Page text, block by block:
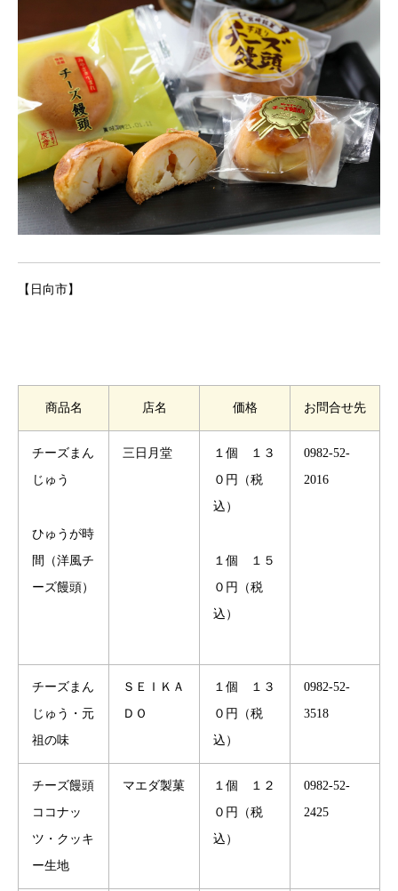
【日向市】
商品名 店名 価格 お問合せ先
チーズまん
じゅう
ひゅうが時
間（洋風チ
ーズ饅頭）
三日月堂
１個 １３
０円（税
込）
１個 １５
０円（税
込）
0982-52-
2016
チーズまん
じゅう・元
祖の味
ＳＥＩＫＡ
ＤＯ
１個 １３
０円（税
込）
0982-52-
3518
チーズ饅頭
ココナッ
ツ・クッキ
ー生地
マエダ製菓
１個 １２
０円（税
込）
0982-52-
2425